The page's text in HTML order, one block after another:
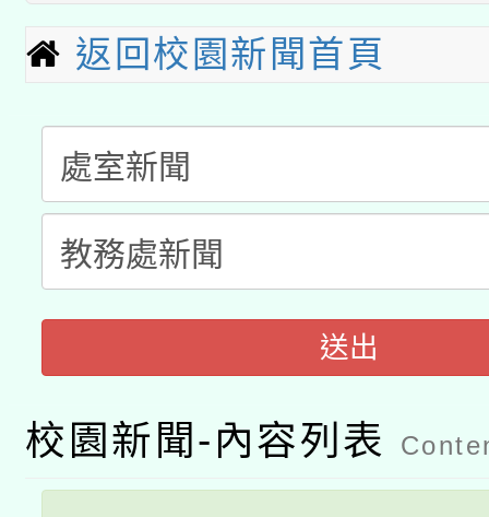
公告之原住民族歲時祭
一案。
兒童少年暑期犯罪預防
答一案
有關本府115年70歲以
人員健康講座「吃得安
心」，鼓勵退休同仁踴
案。
本校115學年度第2次
招甄選結果公告(無人
招)
適應運動共學行動站研
本館辦理115年度閱讀
暨閱讀推動專業研習
科技賦能─人工智慧
A3數位素養講師名單
返回校園新聞首頁
送出
校園新聞-內容列表